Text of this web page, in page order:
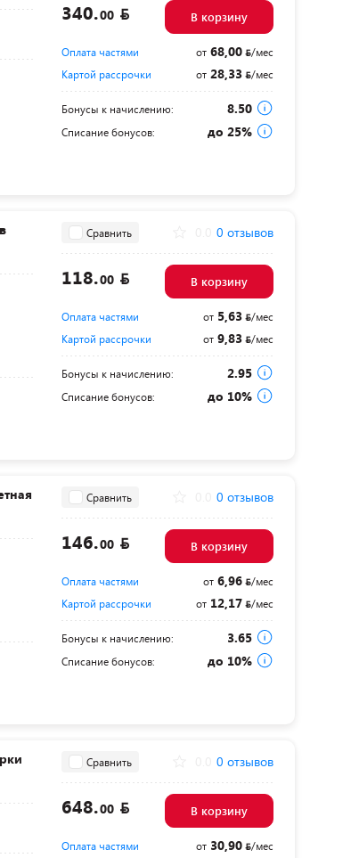
340.00 В корзину
Оплата частями от68,00
/мес
Картой рассрочки
от28,33 /мес
Бонусы к начислению: 8.50
Списание бонусов: до 25%
Сравнить 0 отзывов
118.00 В корзину
Оплата частями от5,63
/мес
Картой рассрочки
от9,83 /мес
Бонусы к начислению: 2.95
Списание бонусов: до 10%
Сравнить 0 отзывов
146.00 В корзину
Оплата частями от6,96
/мес
Картой рассрочки
от12,17 /мес
Бонусы к начислению: 3.65
Списание бонусов: до 10%
Сравнить 0 отзывов
648.00 В корзину
Оплата частями от30,90
/мес